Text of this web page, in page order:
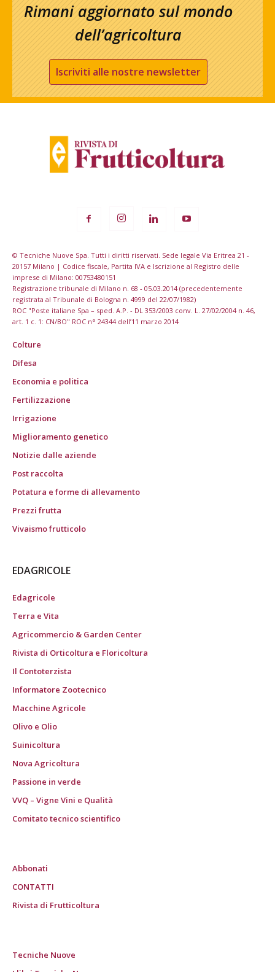
Rimani aggiornato sul mondo
dell’agricoltura
Iscriviti alle nostre newsletter
© Tecniche Nuove Spa. Tutti i diritti riservati. Sede legale Via Eritrea 21 -
20157 Milano | Codice fiscale, Partita IVA e Iscrizione al Registro delle
imprese di Milano: 00753480151
Registrazione tribunale di Milano n. 68 - 05.03.2014 (precedentemente
registrata al Tribunale di Bologna n. 4999 del 22/07/1982)
ROC "Poste italiane Spa – sped. A.P. - DL 353/2003 conv. L. 27/02/2004 n. 46,
art. 1 c. 1: CN/BO" ROC n° 24344 dell’11 marzo 2014
Colture
Difesa
Economia e politica
Fertilizzazione
Irrigazione
Miglioramento genetico
Notizie dalle aziende
Post raccolta
Potatura e forme di allevamento
Prezzi frutta
Vivaismo frutticolo
EDAGRICOLE
Edagricole
Terra e Vita
Agricommercio & Garden Center
Rivista di Orticoltura e Floricoltura
Il Contoterzista
Informatore Zootecnico
Macchine Agricole
Olivo e Olio
Suinicoltura
Nova Agricoltura
Passione in verde
VVQ – Vigne Vini e Qualità
Comitato tecnico scientifico
Abbonati
CONTATTI
Rivista di Frutticoltura
Tecniche Nuove